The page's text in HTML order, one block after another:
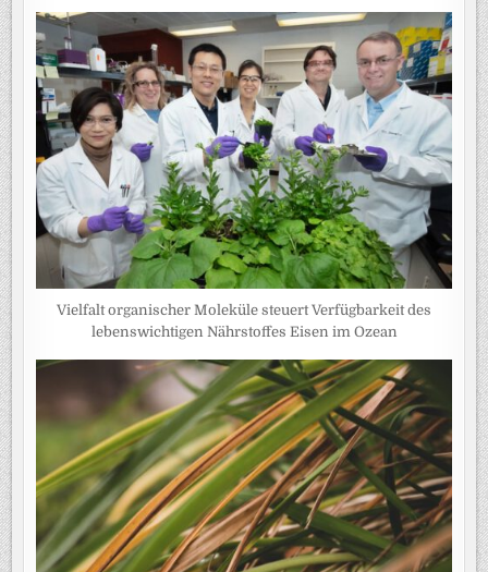
Vielfalt organischer Moleküle steuert Verfügbarkeit des
lebenswichtigen Nährstoffes Eisen im Ozean